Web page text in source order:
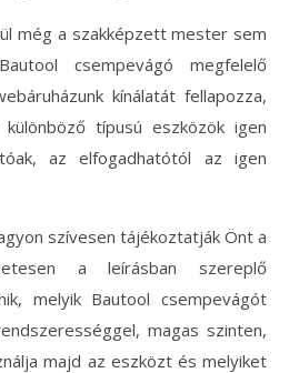
még a szakképzett mester sem
csempevágó megfelelő
kínálatát fellapozza,
típusú eszközök igen
az elfogadhatótól az igen
szívesen tájékoztatják Önt a
a leírásban szereplő
melyik Bautool csempevágót
magas szinten,
majd az eszközt és melyiket